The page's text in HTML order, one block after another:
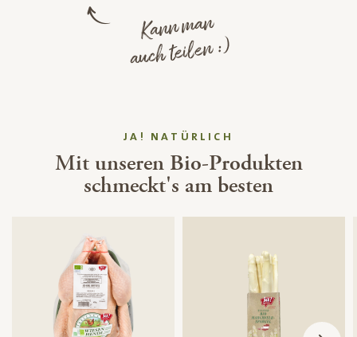
Kann man
auch teilen :)
JA! NATÜRLICH
Mit unseren Bio-Produkten
schmeckt's am besten